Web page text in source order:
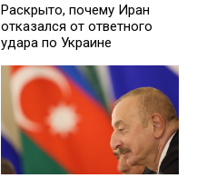
Раскрыто, почему Иран
отказался от ответного
удара по Украине